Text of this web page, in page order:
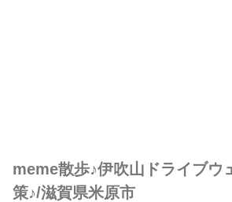
meme散歩♪伊吹山ドライブウ
策♪/滋賀県米原市